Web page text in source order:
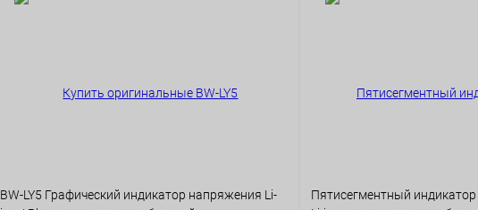
BW-LY5 Графический индикатор напряжения Li-
Пятисегментный